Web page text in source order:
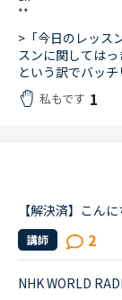
**
>「今日のレッス
スンに関してはっ
という訳でバッチ
私もです 1
講師 2